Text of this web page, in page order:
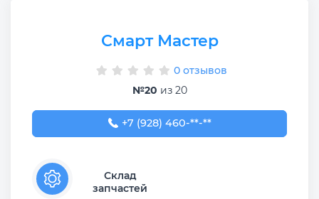
Смарт Мастер
0 отзывов
№20 из 20
+7 (928) 460-01-75
+7 (928) 460-**-**
Склад
запчастей